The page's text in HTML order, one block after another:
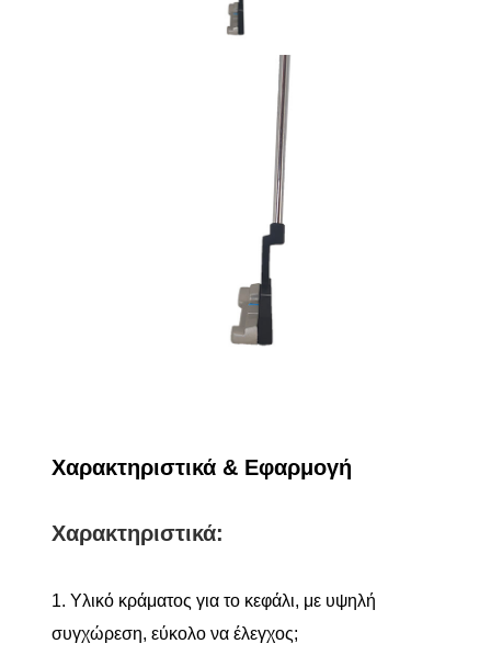
Χαρακτηριστικά & Εφαρμογή
Χαρακτηριστικά:
1. Υλικό κράματος για το κεφάλι, με υψηλή
συγχώρεση, εύκολο να έλεγχος;